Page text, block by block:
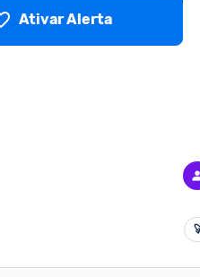
Ativar Alerta